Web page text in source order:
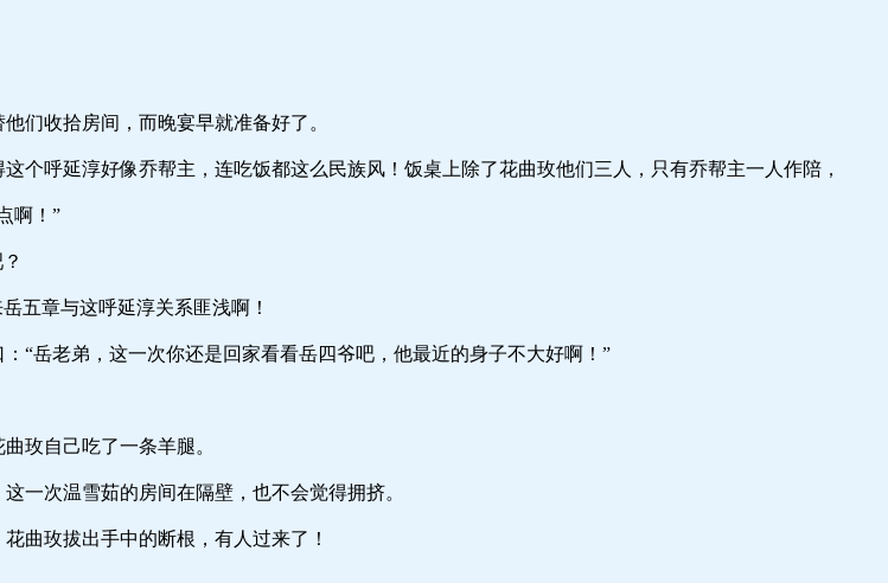
拾房间，而晚宴早就准备好了。
淳好像乔帮主，连吃饭都这么民族风！饭桌上除了花曲玫他们三人，只有乔帮主一人作陪，
啊！”
与这呼延淳关系匪浅啊！
弟，这一次你还是回家看看岳四爷吧，他最近的身子不大好啊！”
自己吃了一条羊腿。
温雪茹的房间在隔壁，也不会觉得拥挤。
拔出手中的断根，有人过来了！